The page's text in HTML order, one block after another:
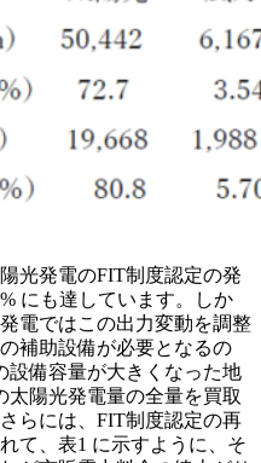
光発電のFIT制度認定の発
にも達しています。しか
電ではこの出力変動を調整
補助設備が必要となるの
設備容量が大きくなった地
陽光発電量の全量を買取
らには、FIT制度認定の再
て、表1 に示すように、そ